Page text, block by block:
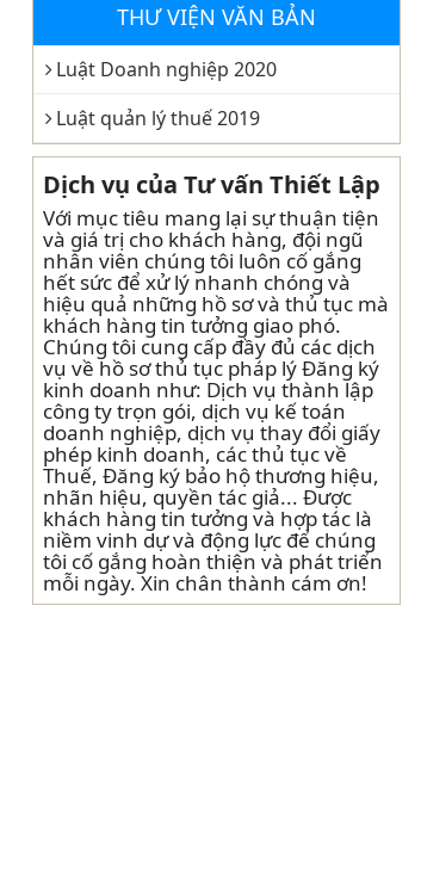
THƯ VIỆN VĂN BẢN
Luật Doanh nghiệp 2020
Luật quản lý thuế 2019
Dịch vụ của Tư vấn Thiết Lập
Với mục tiêu mang lại sự thuận tiện
và giá trị cho khách hàng, đội ngũ
nhân viên chúng tôi luôn cố gắng
hết sức để xử lý nhanh chóng và
hiệu quả những hồ sơ và thủ tục mà
khách hàng tin tưởng giao phó.
Chúng tôi cung cấp đầy đủ các dịch
vụ về hồ sơ thủ tục pháp lý Đăng ký
kinh doanh như: Dịch vụ thành lập
công ty trọn gói, dịch vụ kế toán
doanh nghiệp, dịch vụ thay đổi giấy
phép kinh doanh, các thủ tục về
Thuế, Đăng ký bảo hộ thương hiệu,
nhãn hiệu, quyền tác giả... Được
khách hàng tin tưởng và hợp tác là
niềm vinh dự và động lực để chúng
tôi cố gắng hoàn thiện và phát triển
mỗi ngày. Xin chân thành cám ơn!